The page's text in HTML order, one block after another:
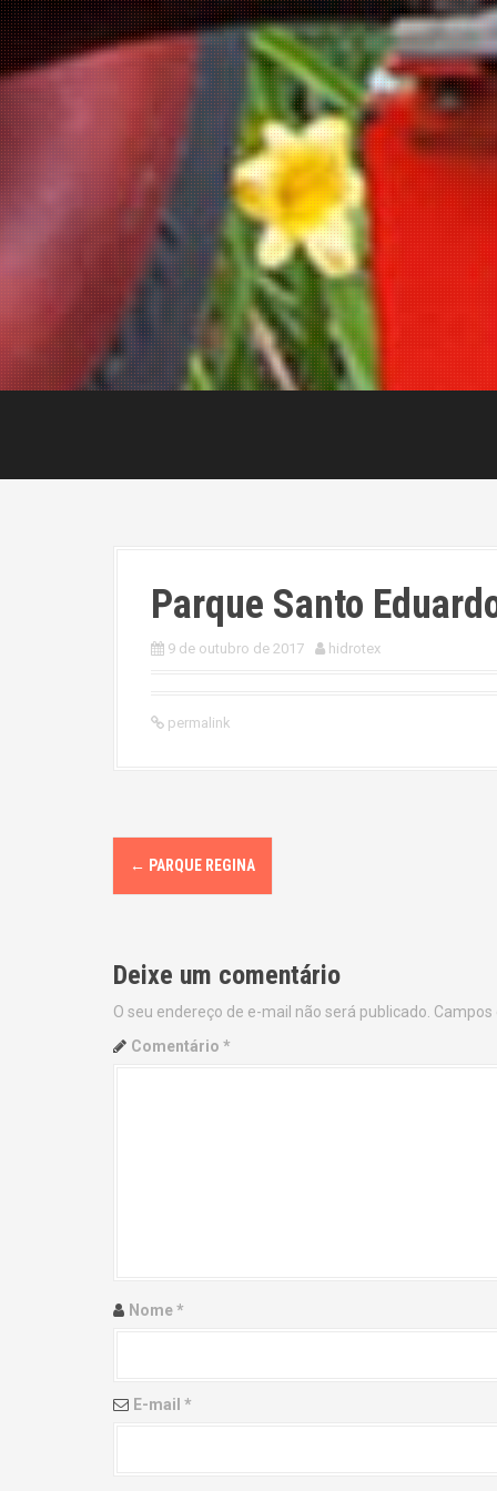
Parque Santo
9 de outubro de 2017 hidrotex
permalink
P
o
t
n
n
← PARQUE REGINA
Deixe um comentário
O seu endereço de e-mail não será publicado.
Comentário *
Nome*
E-mail *